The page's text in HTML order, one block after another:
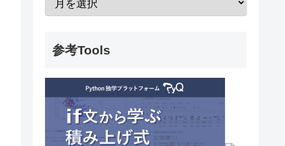
参考Tools